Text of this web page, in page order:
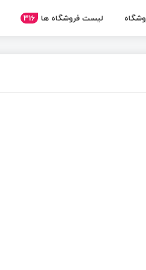
لیست فروشگاه ها 316